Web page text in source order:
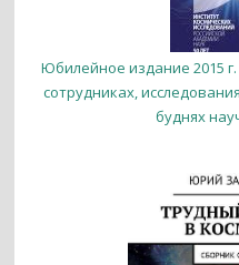
Юбилейное издание 2015 г.
сотрудниках,
буднях